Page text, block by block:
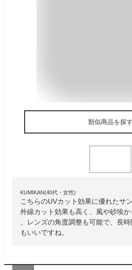
類似商品を探す
KUMIKAN(40代・女性)
こちらのUVカット効果に優れたサ
外線カット効果も高く、風や砂埃
。レンズの角度調整も可能で、長
もいいですね。